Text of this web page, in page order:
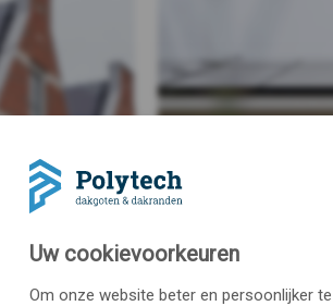
Uw cookievoorkeuren
Om onze website beter en persoonlijker